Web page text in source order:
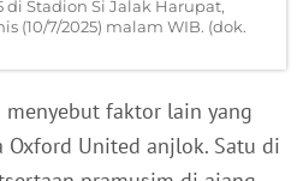
di Stadion Si Jalak Harupat,
(10/7/2025) malam WIB. (dok.
faktor lain yang
United anjlok. Satu di